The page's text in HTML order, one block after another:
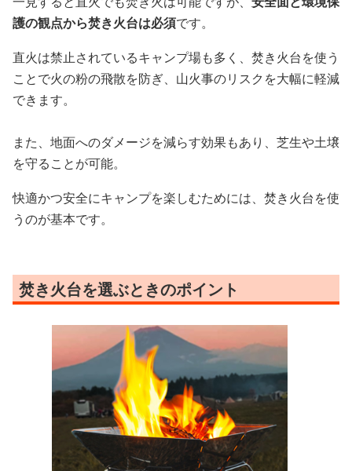
護の観点から焚き火台は必須です。
直火は禁止されているキャンプ場も多く、焚き火台を使う
ことで火の粉の飛散を防ぎ、山火事のリスクを大幅に軽減
できます。
また、地面へのダメージを減らす効果もあり、芝生や土壌
を守ることが可能。
快適かつ安全にキャンプを楽しむためには、焚き火台を使
うのが基本です。
焚き火台を選ぶときのポイント